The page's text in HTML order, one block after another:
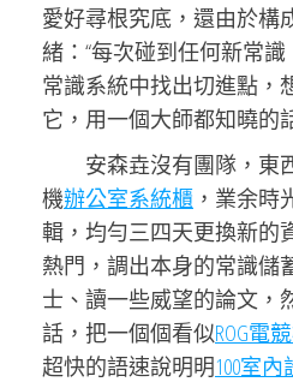
愛好尋根究底，還由於構
緒：“每次碰到任何新常
常識系統中找出切進點，
它，用一個大師都知曉的
安森垚沒有團隊，東
機辦公室系統櫃 ，業余時
輯，均勻三四天更換新的
熱門，調出本身的常識儲
士、讀一些威望的論文，
話，把一個個看似ROG電
超快的語速說明明100室